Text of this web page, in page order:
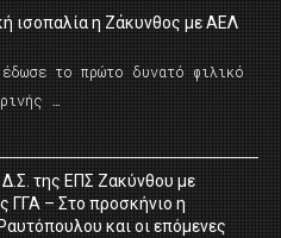
ισοπαλία η Ζάκυνθος με ΑΕΛ
το πρώτο δυνατό φιλικό
…
της ΕΠΣ Ζακύνθου με
ΓΓΑ – Στο προσκήνιο η
και οι επόμενες